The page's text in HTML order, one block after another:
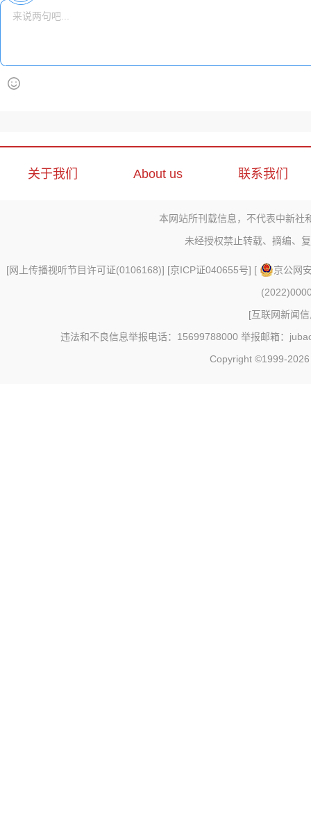
关于我们 About us 联系我们
本网站所刊载信息，不代表中新社
未经授权禁止转载、摘编、
[网上传播视听节目许可证(0106168)] [京ICP证040655号] [
京公网
[互联网新闻
违法和不良信息举报电话：15699788000 举报邮箱：
Copyright ©1999-